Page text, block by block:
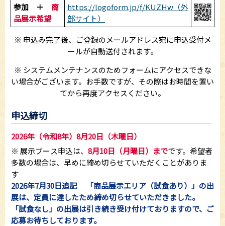
参加 ＋ 商
品展示希望
https://logoform.jp/f/KUZHw（外
部サイト）
※ 申込み完了後、ご登録のメールアドレス宛に申込受付メ
ールが自動送付されます。
※ システムメンテナンスのためフォームにアクセスできな
い場合がございます。お手数ですが、その際はお時間を置い
てから再度アクセスください。
申込締切
2026年（令和8年）8月20日（木曜日）
※ 展示ブース申込は、 8月10日（月曜日）までです。希望者
多数の場合は、早めに締め切らせていただくことがありま
す
2026年7月30日追記 「商品展示エリア（試食あり）」の出
展は、定員に達したため締め切らせていただきました。
「試食なし」の出展は引き続き受け付けておりますので、ご
応募お待ちしております。